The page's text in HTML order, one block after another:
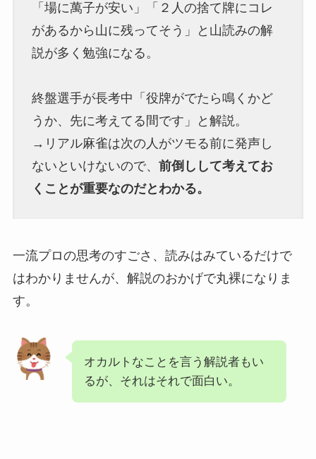
「場に萬子が安い」「２人の捨て牌にコレ
があるから山に残ってそう」と山読みの解
説が多く勉強になる。
終盤選手が長考中「役牌がでたら鳴くかど
うか、先に考えてる間です」と解説。
→リアル麻雀は次の人がツモる前に発声し
ないといけないので、 前倒しして考えてお
くことが重要なのだとわかる。
一流プロの思考のすごさ、読みはみているだけで
はわかりませんが、解説のおかげで丸裸になりま
す。
オカルトなことを言う解説者もい
るが、それはそれで面白い。